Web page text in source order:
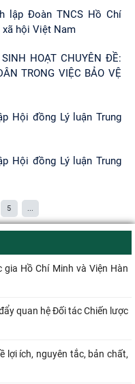
lập Đoàn TNCS Hồ Chí
hội Việt Nam
HOẠT CHUYÊN ĐỀ:
TRONG VIỆC BẢO VỆ
Hội đồng Lý luận Trung
Hội đồng Lý luận Trung
5 ...
Hồ Chí Minh và Viện Hàn
quan hệ Đối tác Chiến lược
lợi ích, nguyên tắc, bản chất,